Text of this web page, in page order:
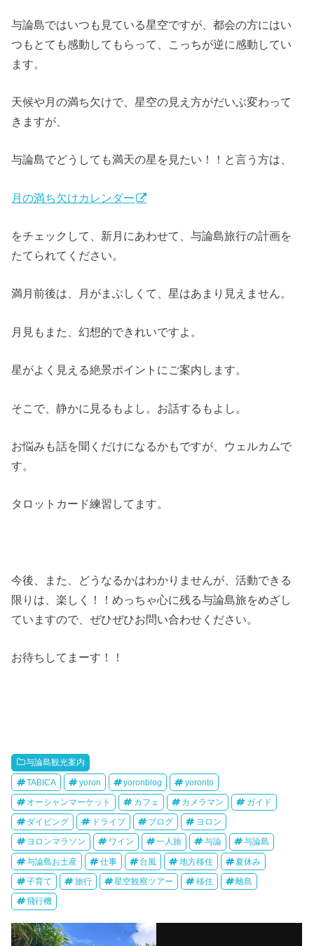
与論島ではいつも見ている星空ですが、都会の方にはい
つもとても感動してもらって、こっちが逆に感動してい
ます。
天候や月の満ち欠けで、星空の見え方がだいぶ変わって
きますが、
与論島でどうしても満天の星を見たい！！と言う方は、
月の満ち欠けカレンダー
をチェックして、新月にあわせて、与論島旅行の計画を
たてられてください。
満月前後は、月がまぶしくて、星はあまり見えません。
月見もまた、幻想的できれいですよ。
星がよく見える絶景ポイントにご案内します。
そこで、静かに見るもよし。お話するもよし。
お悩みも話を聞くだけになるかもですが、ウェルカムで
す。
タロットカード練習してます。
今後、また、どうなるかはわかりませんが、活動できる
限りは、楽しく！！めっちゃ心に残る与論島旅をめざし
ていますので、ぜひぜひお問い合わせください。
お待ちしてまーす！！
与論島観光案内
TABICA yoron yoronblog yoronto
オーシャンマーケット カフェ カメラマン ガイド
ダイビング ドライブ ブログ ヨロン
ヨロンマラソン ワイン 一人旅 与論 与論島
与論島お土産 仕事 台風 地方移住 夏休み
子育て 旅行 星空観察ツアー 移住 離島
飛行機